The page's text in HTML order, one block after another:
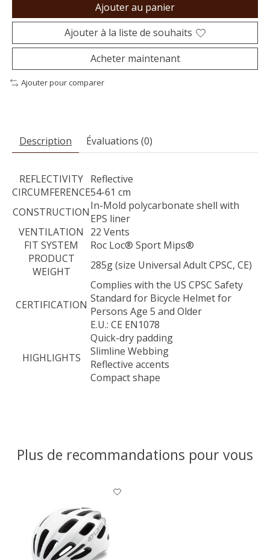
Ajouter au panier
Ajouter à la liste de souhaits
Acheter maintenant
Ajouter pour comparer
Description Évaluations (0)
REFLECTIVITY Reflective
CIRCUMFERENCE54-61 cm
CONSTRUCTIONIn-Mold polycarbonate shell with
EPS liner
VENTILATION
22 Vents
FIT SYSTEM
Roc Loc® Sport Mips®
PRODUCT
WEIGHT
285g (size Universal Adult CPSC, CE)
CERTIFICATION
Complies with the US CPSC Safety
Standard for Bicycle Helmet for
Persons Age 5 and Older
E.U.: CE EN1078
HIGHLIGHTS
Quick-dry padding
Slimline Webbing
Reflective accents
Compact shape
Plus de recommandations pour vous
Articles du carrousel de produits